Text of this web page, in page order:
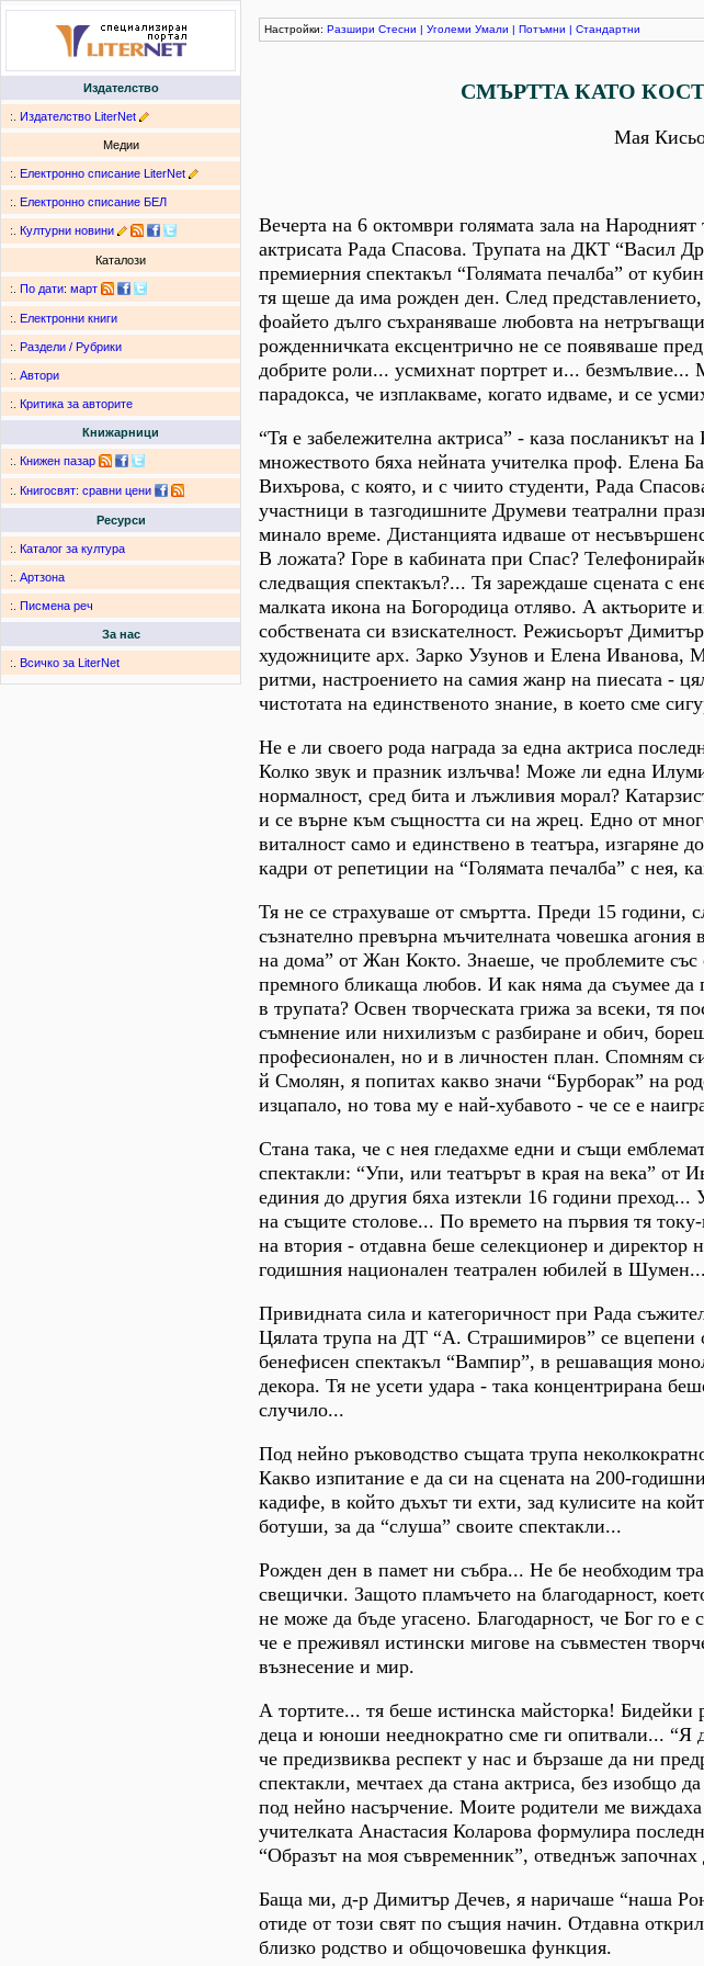
Издателство
:. Издателство LiterNet
Медии
:. Електронно списание LiterNet
:. Електронно списание БЕЛ
:. Културни новини
Каталози
:. По дати: март
:. Електронни книги
:. Раздели / Рубрики
:. Автори
:. Критика за авторите
Книжарници
:. Книжен пазар
:. Книгосвят: сравни цени
Ресурси
:. Каталог за култура
:. Артзона
:. Писмена реч
За нас
:. Всичко за LiterNet
Настройки: Разшири Стесни | Уголеми Умали | Потъмни | Стандартни
СМЪРТТА КАТО
Мая
Вечерта на 6 октомври голямата зала на
актрисата Рада Спасова. Трупата на ДКТ “Васил
премиерния спектакъл “Голямата печалба” от
тя щеше да има рожден ден. След
фоайето дълго съхраняваше любовта на
рожденничката ексцентрично не се появяваше
добрите роли... усмихнат портрет и...
парадокса, че изплакваме, когато идваме, и се
“Тя е забележителна актриса” - каза посланикът
множеството бяха нейната учителка проф. Елена
Вихърова, с която, и с чиито студенти, Рада
участници в тазгодишните Друмеви театрални
минало време. Дистанцията идваше от
В ложата? Горе в кабината при Спас?
следващия спектакъл?... Тя зареждаше сцената с
малката икона на Богородица отляво. А актьорите
собствената си взискателност. Режисьорът
художниците арх. Зарко Узунов и Елена Иванова,
ритми, настроението на самия жанр на пиесата -
чистотата на единственото знание, в което сме
Не е ли своего рода награда за една актриса
Колко звук и празник излъчва! Може ли една
нормалност, сред бита и лъжливия морал?
и се върне към същността си на жрец. Едно от
виталност само и единствено в театъра, изгаряне
кадри от репетиции на “Голямата печалба” с нея,
Тя не се страхуваше от смъртта. Преди 15 години,
съзнателно превърна мъчителната човешка агония
на дома” от Жан Кокто. Знаеше, че проблемите със
премного бликаща любов. И как няма да съумее да
в трупата? Освен творческата грижа за всеки, тя
съмнение или нихилизъм с разбиране и обич,
професионален, но и в личностен план. Спомням
й Смолян, я попитах какво значи “Бурборак” на
изцапало, но това му е най-хубавото - че се е
Стана така, че с нея гледахме едни и същи
спектакли: “Упи, или театърът в края на века” от
единия до другия бяха изтекли 16 години
на същите столове... По времето на първия тя
на втория - отдавна беше селекционер и
годишния национален театрален юбилей в Шумен...
Привидната сила и категоричност при Рада
Цялата трупа на ДТ “А. Страшимиров” се вцепени
бенефисен спектакъл “Вампир”, в решаващия
декора. Тя не усети удара - така концентрирана
случило...
Под нейно ръководство същата трупа
Какво изпитание е да си на сцената на 200-
кадифе, в който дъхът ти ехти, зад кулисите на
ботуши, за да “слуша” своите спектакли...
Рожден ден в памет ни събра... Не бе необходим
свещички. Защото пламъчето на благодарност,
не може да бъде угасено. Благодарност, че Бог го
че е преживял истински мигове на съвместен
възнесение и мир.
А тортите... тя беше истинска майсторка! Бидейки
деца и юноши нееднократно сме ги опитвали... “Я
че предизвиква респект у нас и бързаше да ни
спектакли, мечтаех да стана актриса, без изобщо
под нейно насърчение. Моите родители ме
учителката Анастасия Коларова формулира
“Образът на моя съвременник”, отведнъж
Баща ми, д-р Димитър Дечев, я наричаше “наша
отиде от този свят по същия начин. Отдавна
близко родство и общочовешка функция.